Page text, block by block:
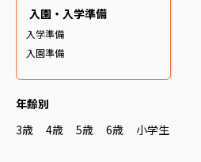
入園・入学準備
入学準備
入園準備
年齢別
3歳
4歳 5歳 6歳 小学生